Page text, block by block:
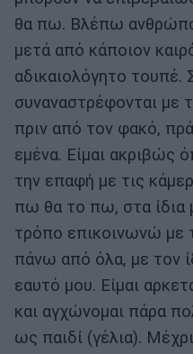
θα πω. Βλέπω
μετά από κάποιον
αδικαιολόγητο τουπέ.
συναναστρέφονται με
πριν από τον φακό,
εμένα. Είμαι ακριβώς
την επαφή με τις
πω θα το πω, στα ίδια
τρόπο επικοινωνώ με
πάνω από όλα, με τον
εαυτό μου. Είμαι
και αγχώνομαι πάρα
ως παιδί (γέλια).